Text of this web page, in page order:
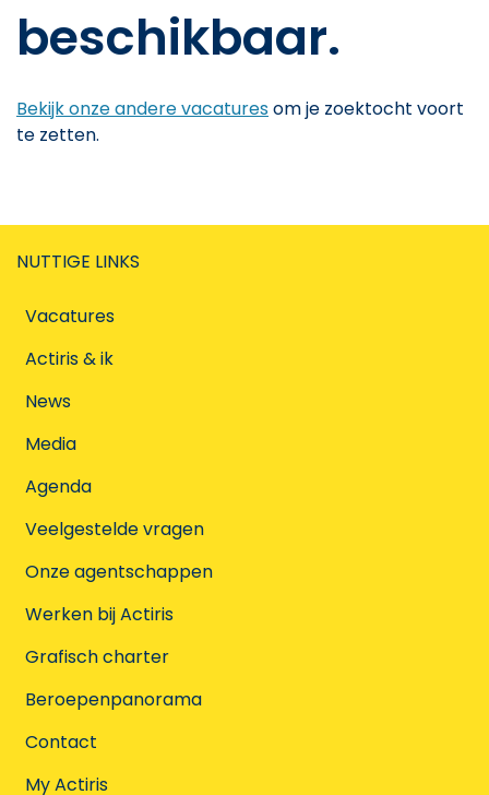
beschikbaar.
Bekijk onze andere vacaturesom je zoektocht voort
te zetten.
NUTTIGE LINKS
Vacatures
Actiris & ik
News
Media
Agenda
Veelgestelde vragen
Onze agentschappen
Werken bij Actiris
Grafisch charter
Beroepenpanorama
Contact
My Actiris